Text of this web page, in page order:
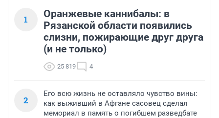
1
Оранжевые каннибалы: в
Рязанской области появились
слизни, пожирающие друг друга
(и не только)
25 819 4
2
Его всю жизнь не оставляло чувство вины:
как выживший в Афгане сасовец сделал
мемориал в память о погибшем разведбате